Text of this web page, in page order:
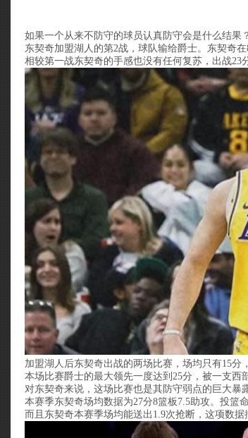
如果一个从来不防守的球员认真防守会是什么结果
东契奇加盟湖人的第2战，球队输给爵士。东契奇在
相较第一战东契奇的手感也没有任何复苏，出战23
加盟湖人后东契奇出战的两场比赛，场均只有15分
本场比赛爵士的最大领先一度达到25分，被一支西
对东契奇来说，这场比赛也是其防守弱点的巨大暴
本赛季东契奇场均数据为27分8篮板7.5助攻。投篮
而且东契奇本赛季场均能送出1.9次抢断，这项数据